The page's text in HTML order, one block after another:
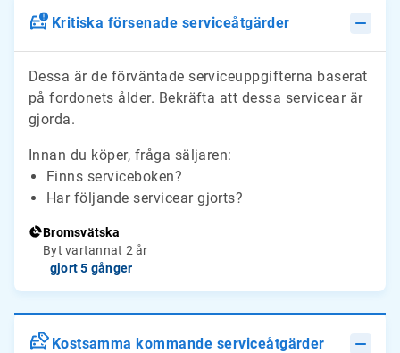
Kritiska försenade serviceåtgärder
Dessa är de förväntade serviceuppgifterna baserat
på fordonets ålder. Bekräfta att dessa servicear är
gjorda.
Innan du köper, fråga säljaren:
Finns serviceboken?
Har följande servicear gjorts?
Bromsvätska
Byt vartannat 2 år
gjort 5 gånger
Kostsamma kommande serviceåtgärder